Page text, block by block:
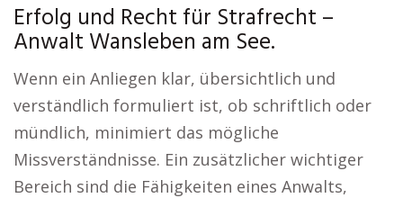
Erfolg und Recht für Strafrecht –
Anwalt Wansleben am See.
Wenn ein Anliegen klar, übersichtlich und
verständlich formuliert ist, ob schriftlich oder
mündlich, minimiert das mögliche
Missverständnisse. Ein zusätzlicher wichtiger
Bereich sind die Fähigkeiten eines Anwalts,